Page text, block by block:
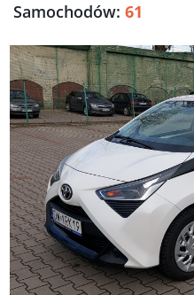
Samochodów: 61